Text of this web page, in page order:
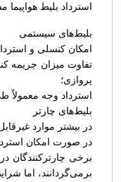
استرداد بلیط
بلیط‌های سیستمی
امکان کنسلی و
تفاوت میزان جریمه
پروازی؛
استرداد وجه معمولاً
بلیط‌های چارتر
در بیشتر موارد
در صورت امکان
برخی چارترکنندگان
برمی‌گردانند، اما